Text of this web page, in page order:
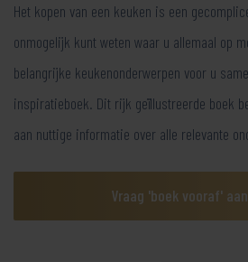
Het kopen van een keuken is een
onmogelijk kunt weten waar u allemaal op
belangrijke keukenonderwerpen voor u
inspiratieboek. Dit rijk geïllustreerde boek
aan nuttige informatie over alle relevante
Vraag 'boek vooraf' aan